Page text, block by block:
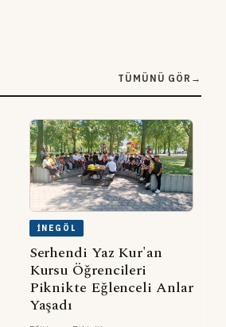
TÜMÜNÜ GÖR →
İNEGÖL
Serhendi Yaz Kur'an
Kursu Öğrencileri
Piknikte Eğlenceli Anlar
Yaşadı